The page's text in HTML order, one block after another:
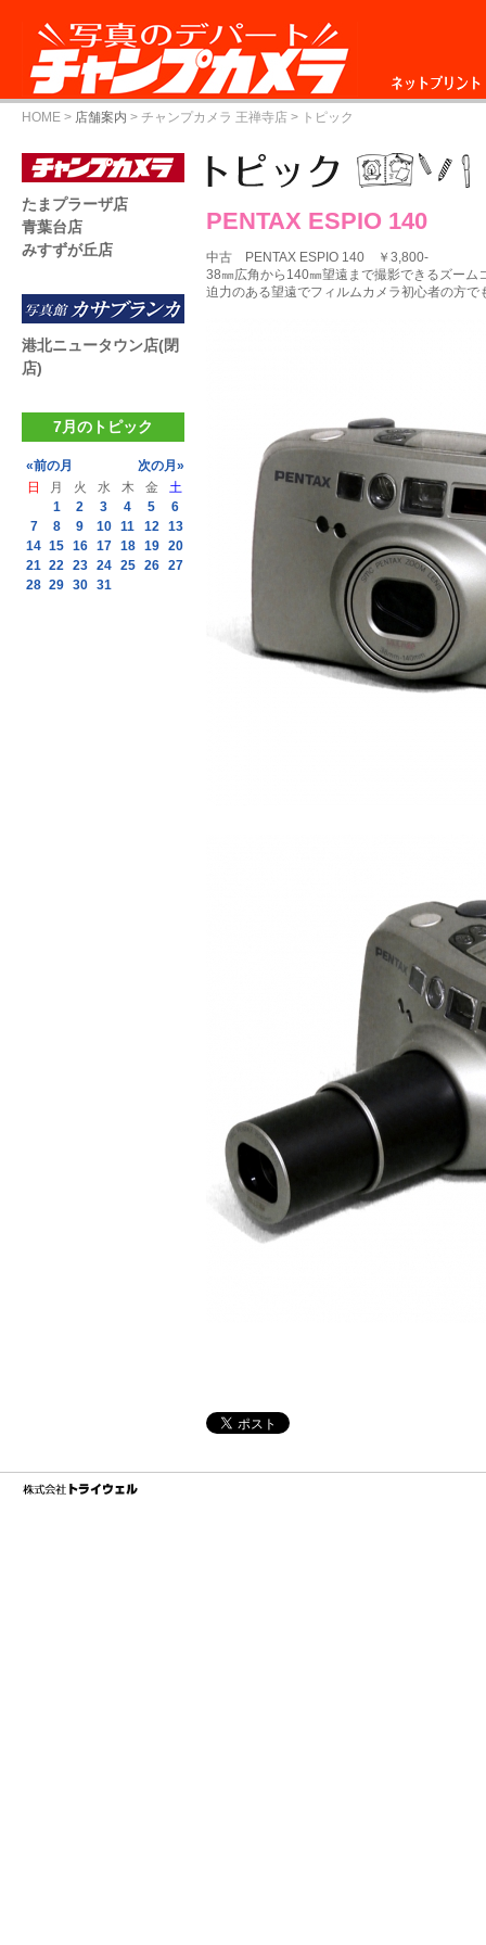
ネットプリント
HOME > 店舗案内 > チャンプカメラ 王禅寺店 > トピック
PENTAX ESPIO 140
中古 PENTAX ESPIO 140 ￥3,800-
38㎜広角から140㎜望遠まで撮影できるズーム
迫力のある望遠でフィルムカメラ初心者の方
たまプラーザ店
青葉台店
みすずが丘店
港北ニュータウン店(閉
店)
7月のトピック
«前の月
次の月»
日
月 火 水 木 金
土
1
2 3 4 5
6
7
8 9 10 11 12 13
14 15 16 17 18 19 20
21 22 23 24 25 26 27
28 29 30 31